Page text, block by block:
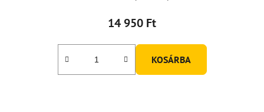
14 950 Ft
KOSÁRBA